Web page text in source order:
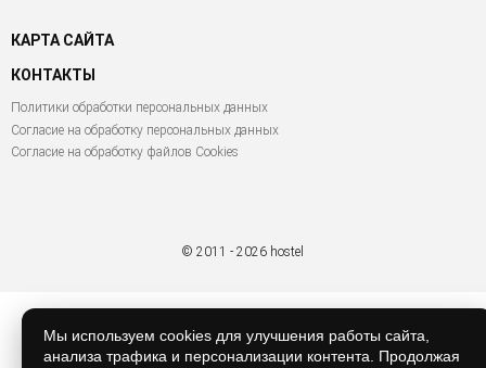
КАРТА САЙТА
КОНТАКТЫ
Политики обработки персональных данных
Согласие на обработку персональных данных
Согласие на обработку файлов Cookies
© 2011 - 2026 hostel
Мы используем cookies для улучшения работы сайта,
анализа трафика и персонализации контента. Продолжая